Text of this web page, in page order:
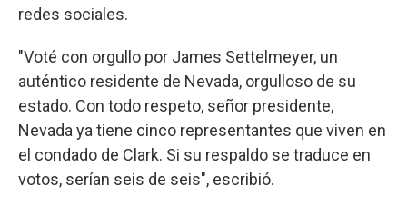
redes sociales.
"Voté con orgullo por James Settelmeyer, un
auténtico residente de Nevada, orgulloso de su
estado. Con todo respeto, señor presidente,
Nevada ya tiene cinco representantes que viven en
el condado de Clark. Si su respaldo se traduce en
votos, serían seis de seis", escribió.